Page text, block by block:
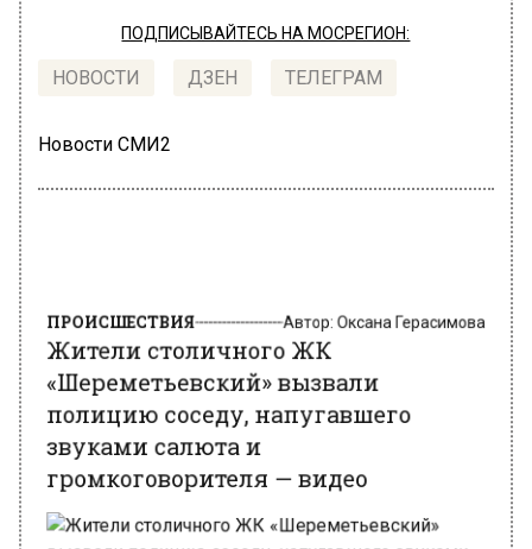
ПОДПИСЫВАЙТЕСЬ НА МОСРЕГИОН:
НОВОСТИ ДЗЕН ТЕЛЕГРАМ
Новости СМИ2
«Шереметьевский» вызвали
полицию соседу, напугавшего
звуками салюта и
громкоговорителя — видео